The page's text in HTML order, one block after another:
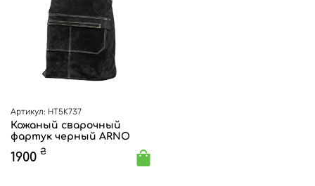
Артикул: HT5K737
Кожаный сварочный
фартук черный ARNO
1900 ₴